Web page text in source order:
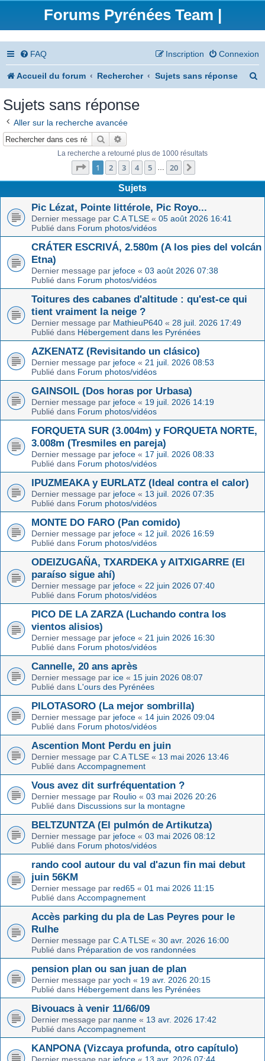
Forums Pyrénées Team |
FAQ Connexion
Inscription
Accueil du forum Rechercher Sujets sans réponse
Sujets sans réponse
Aller sur la recherche avancée
Rechercher
La recherche a retourné plus de 1000 résultats
Page 1sur20
1 2 3 4 5 … 20
Sujets
Pic Lézat, Pointe littérole, Pic Royo...
Dernier message par C.A TLSE « 05 août 2026 16:41
Publié dans Forum photos/vidéos
CRÁTER ESCRIVÁ, 2.580m (A los pies del volcán
Etna)
Dernier message par jefoce « 03 août 2026 07:38
Publié dans Forum photos/vidéos
Toitures des cabanes d'altitude : qu'est-ce qui
tient vraiment la neige ?
Dernier message par MathieuP640 « 28 juil. 2026 17:49
Publié dans Hébergement dans les Pyrénées
AZKENATZ (Revisitando un clásico)
Dernier message par jefoce « 21 juil. 2026 08:53
Publié dans Forum photos/vidéos
GAINSOIL (Dos horas por Urbasa)
Dernier message par jefoce « 19 juil. 2026 14:19
Publié dans Forum photos/vidéos
FORQUETA SUR (3.004m) y FORQUETA NORTE,
3.008m (Tresmiles en pareja)
Dernier message par jefoce « 17 juil. 2026 08:33
Publié dans Forum photos/vidéos
IPUZMEAKA y EURLATZ (Ideal contra el calor)
Dernier message par jefoce « 13 juil. 2026 07:35
Publié dans Forum photos/vidéos
MONTE DO FARO (Pan comido)
Dernier message par jefoce « 12 juil. 2026 16:59
Publié dans Forum photos/vidéos
ODEIZUGAÑA, TXARDEKA y AITXIGARRE (El
paraíso sigue ahí)
Dernier message par jefoce « 22 juin 2026 07:40
Publié dans Forum photos/vidéos
PICO DE LA ZARZA (Luchando contra los
vientos alisios)
Dernier message par jefoce « 21 juin 2026 16:30
Publié dans Forum photos/vidéos
Cannelle, 20 ans après
Dernier message par ice « 15 juin 2026 08:07
Publié dans L'ours des Pyrénées
PILOTASORO (La mejor sombrilla)
Dernier message par jefoce « 14 juin 2026 09:04
Publié dans Forum photos/vidéos
Ascention Mont Perdu en juin
Dernier message par C.A TLSE « 13 mai 2026 13:46
Publié dans Accompagnement
Vous avez dit surfréquentation ?
Dernier message par Roulio « 03 mai 2026 20:26
Publié dans Discussions sur la montagne
BELTZUNTZA (El pulmón de Artikutza)
Dernier message par jefoce « 03 mai 2026 08:12
Publié dans Forum photos/vidéos
rando cool autour du val d'azun fin mai debut
juin 56KM
Dernier message par red65 « 01 mai 2026 11:15
Publié dans Accompagnement
Accès parking du pla de Las Peyres pour le
Rulhe
Dernier message par C.A TLSE « 30 avr. 2026 16:00
Publié dans Préparation de vos randonnées
pension plan ou san juan de plan
Dernier message par yoch « 19 avr. 2026 20:15
Publié dans Hébergement dans les Pyrénées
Bivouacs à venir 11/66/09
Dernier message par nanne « 13 avr. 2026 17:42
Publié dans Accompagnement
KANPONA (Vizcaya profunda, otro capítulo)